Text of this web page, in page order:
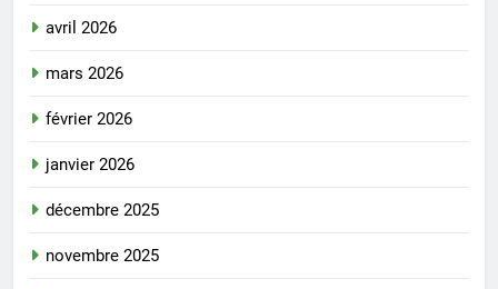
avril 2026
mars 2026
février 2026
janvier 2026
décembre 2025
novembre 2025